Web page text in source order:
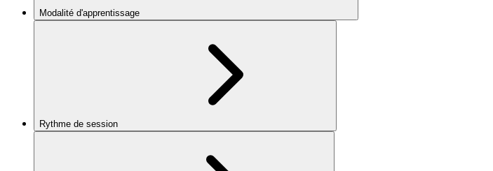
Modalité d'apprentissage
Rythme de session